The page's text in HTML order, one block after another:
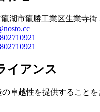
湖市龍勝工業区生業寺街
イアンス
の卓越性を提供することを